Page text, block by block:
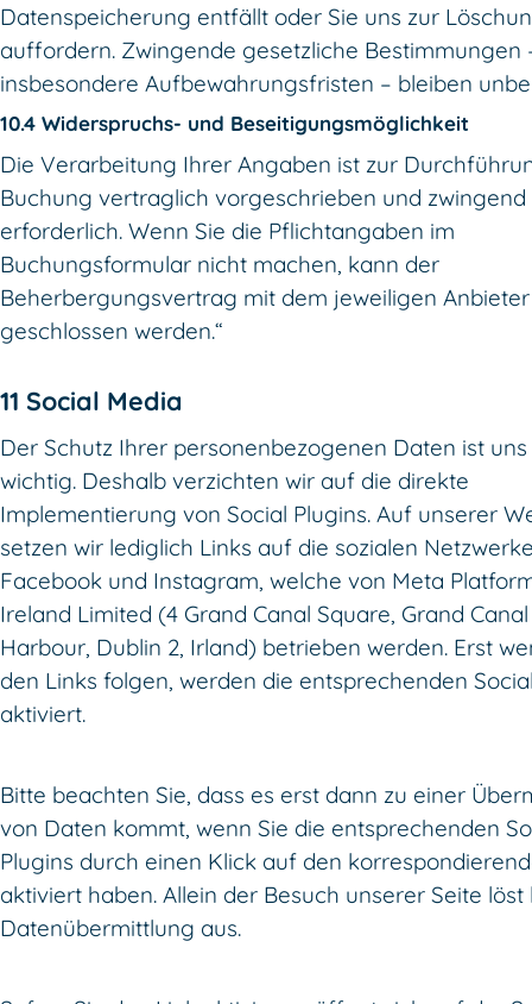
Datenspeicherung entfällt oder Sie uns zur
auffordern. Zwingende gesetzliche Bestimmungen
insbesondere Aufbewahrungsfristen – bleiben
10.4 Widerspruchs- und Beseitigungsmöglichkeit
Die Verarbeitung Ihrer Angaben ist zur
Buchung vertraglich vorgeschrieben und zwingend
erforderlich. Wenn Sie die Pflichtangaben im
Buchungsformular nicht machen, kann der
Beherbergungsvertrag mit dem jeweiligen
geschlossen werden.“
11 Social Media
Der Schutz Ihrer personenbezogenen Daten ist
wichtig. Deshalb verzichten wir auf die direkte
Implementierung von Social Plugins. Auf unserer
setzen wir lediglich Links auf die sozialen
Facebook und Instagram, welche von Meta
Ireland Limited (4 Grand Canal Square, Grand Canal
Harbour, Dublin 2, Irland) betrieben werden. Erst
den Links folgen, werden die entsprechenden
aktiviert.
Bitte beachten Sie, dass es erst dann zu einer
von Daten kommt, wenn Sie die entsprechenden
Plugins durch einen Klick auf den
aktiviert haben. Allein der Besuch unserer Seite löst
Datenübermittlung aus.